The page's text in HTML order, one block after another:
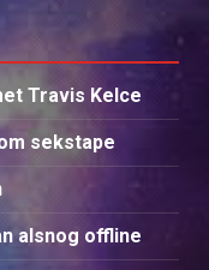
Travis Kelce
sekstape
alsnog offline